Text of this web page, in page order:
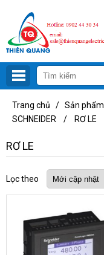
Trang chủ / Sản phẩm
SCHNEIDER
/ RƠ LE
RƠ LE
Lọc theo